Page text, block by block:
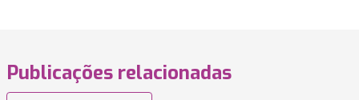
Publicações relacionadas